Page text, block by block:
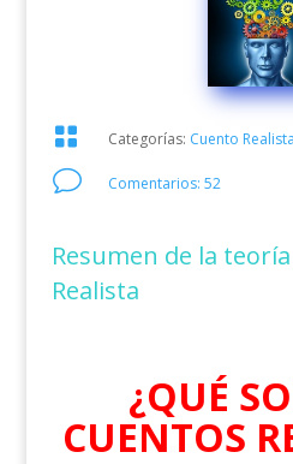
 Categorías: Cuento Realista
v Comentarios: 52
Resumen de la
Realista
¿QUÉ
CUENTOS